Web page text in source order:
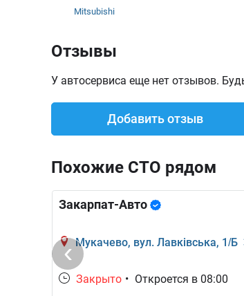
Mitsubishi
Отзывы
У автосервиса еще нет отзывов.
Добавить отзыв
Похожие СТО рядом
Закарпат-Авто
Мукачево, вул. Лавківська, 1/Б
Закрыто • Откроется в 08:00